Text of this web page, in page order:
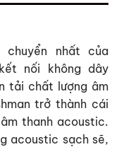
nhất của
nối không dây
tải chất lượng âm
trở thành cái
thanh acoustic.
acoustic sạch sẽ,